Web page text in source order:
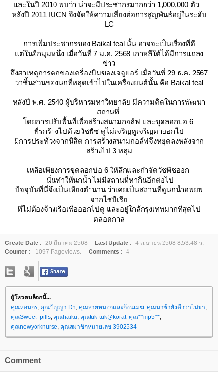
ละในปี 2010 พบว่า น่าจะมีประชากรมากกว่า 1,000,000 ตัว
หลังปี 2011 IUCN จึงจัดให้ความเสี่ยงต่อการสูญพันธ์อยู่ในระดับ
LC
การเพิ่มประชากรของ Baikal teal นั้น อาจจะเป็นเรื่องที่ดี
ต่ในอีกมุมหนึ่ง เมื่อวันที่ 7 ม.ค. 2568 เกาหลีใต้ได้มีการแถลง
ข่าว
ถึงสาเหตุการตกของเครื่องบินของเจจูแอร์ เมื่อวันที่ 29 ธ.ค. 2567
ว่าชิ้นส่วนของนกที่หลุดเข้าไปในเครื่องยนต์นั้น คือ Baikal teal
หลังปี พ.ศ. 2540 ผู้บริหารมหาวิทยาลัย มีความคิดในการพัฒนา
สถานที่
ดยการปรับพื้นที่เพื่อสร้างสนามกอล์ฟ และขุดลอกบ่อ 6
ที่รกร้างไปด้วยวัชพืช ดูไม่เจริญหูเจริญตาออกไป
มีการประท้วงจากนิสิต การสร้างสนามกอล์ฟจึงหยุดลงหลังจาก
สร้างไป 3 หลุม
เหลือเพียงการขุดลอกบ่อ 6 ให้ลึกและกำจัดวัชพืชออก
นั่นทำให้นกน้ำ ไม่มีสถานทื่หากินอีกต่อไป
ปัจจุบันที่นี่จึงเป็นเพียงตำนาน ว่าเคยเป็นสถานที่ดูนกน้ำอพยพ
จากไซบีเรี
ที่ไม่ต้องจ้างเรือเพื่อออกไปดู และอยู่ใกล้กรุงเทพมากที่สุดไป
ตลอดกาล
Create Date : 20 มีนาคม 2568 Last Update : 4 เมษายน 2568 8:53:48 น.
Counter :
1097 Pageviews. Comments : 4
ผู้โหวตบล็อกนี้...
คุณหอมกร, คุณปัญญา Dh, คุณสายหมอกและก้อนเมฆ, คุณมาช้ายังดีกว่าไม่มา,
คุณSweet_pills, คุณhaiku, คุณtuk-tuk@korat, คุณ**mp5**,
คุณnewyorknurse, คุณสมาชิกหมายเลข 3902534
Comment